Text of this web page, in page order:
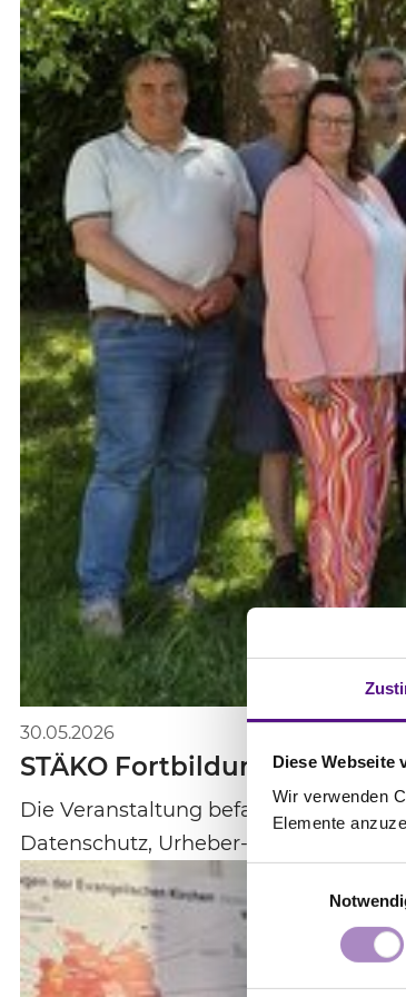
Diese Webseite
Wir verwenden
Elemente
30.05.2026
STÄKO Fortbildung 2026
Die Veranstaltung befasste sich mit
Datenschutz, Urheber- und…